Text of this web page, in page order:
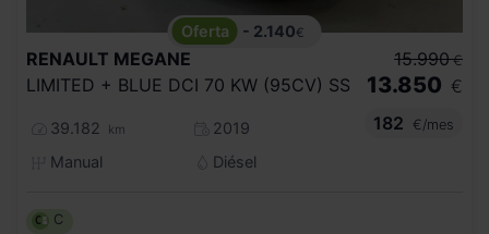
- 2.140€
RENAULT MEGANE
LIMITED + BLUE DCI 70 KW (95CV) SS
39.182 km
2019
Manual
Diésel
15.990 €
13.850 €
182
€/mes
C